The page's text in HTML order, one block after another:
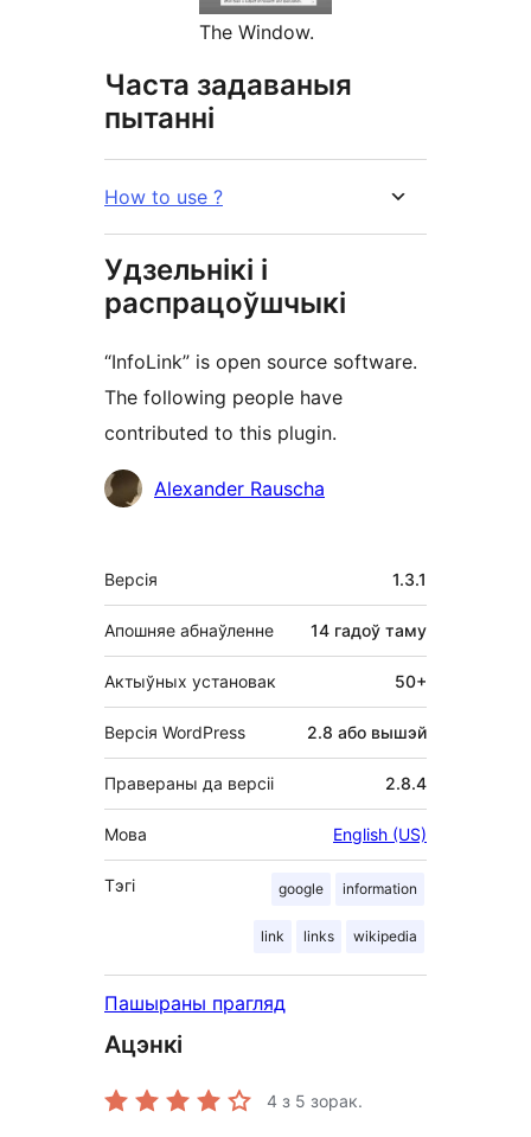
The Window.
Часта задаваныя
пытанні
How to use ?
Удзельнікі і
распрацоўшчыкі
“InfoLink” is open source software.
The following people have
contributed to this plugin.
УдзельнікіAlexander Rauscha
Мета
Версія 1.3.1
Апошняе абнаўленне 14 гадоў таму
Актыўных установак 50+
Версія WordPress 2.8 або вышэй
Правераны да версіі 2.8.4
Мова English (US)
Тэгі google information
link links wikipedia
Пашыраны прагляд
Ацэнкі
4 з 5 зорак.